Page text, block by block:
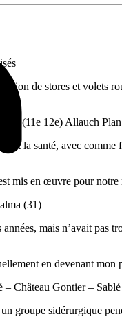
de stores et volets
(11e 12e) Allauch
et la santé, avec comme
mis en œuvre pour
(31)
mais n’avait
en devenant
– Château Gontier –
groupe sidérurgique